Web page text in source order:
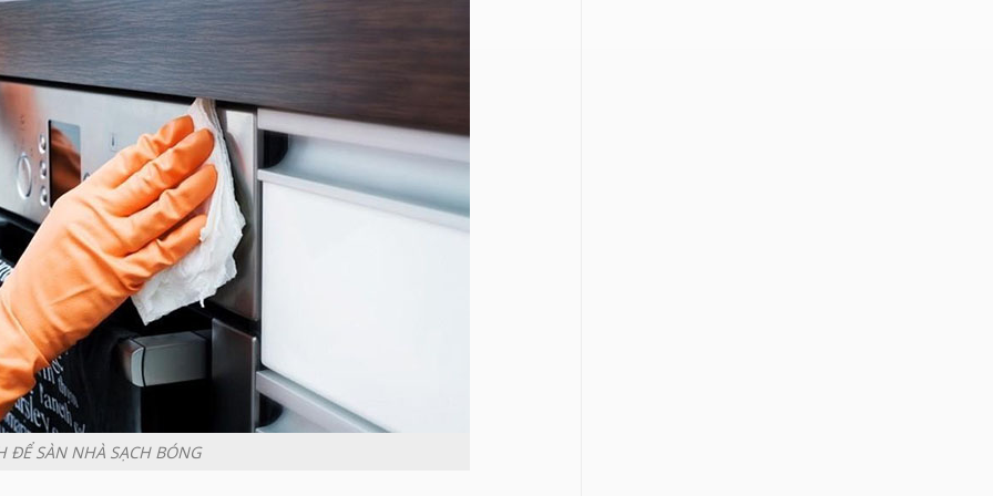
ĐỂ SÀN NHÀ SẠCH BÓNG